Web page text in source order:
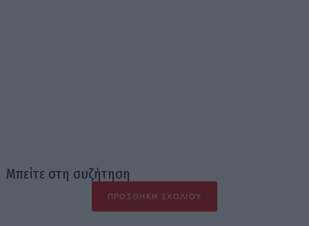
Μπείτε στη συζήτηση
ΠΡΟΣΘΉΚΗ ΣΧΟΛΊΟΥ